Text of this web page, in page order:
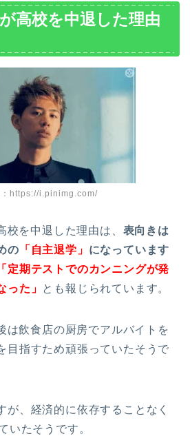
高校を中退した理由
：https://i.pinimg.com/
校を中退した理由は、 表向きは
の 「自主退学」 になっています
「定期テストでのカンニングが発
った」 とも報じられています。
は飲食店の厨房でアルバイトを
目指すため頑張っていたそうで
が、経済的に依存することなく
いたそうです。